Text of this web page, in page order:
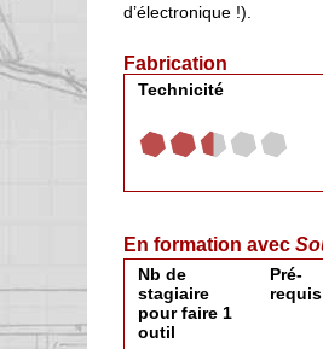
d’électronique !).
Fabrication
Technicité
En formation avec
Nb de
stagiaire
pour faire 1
outil
Pré-
requis